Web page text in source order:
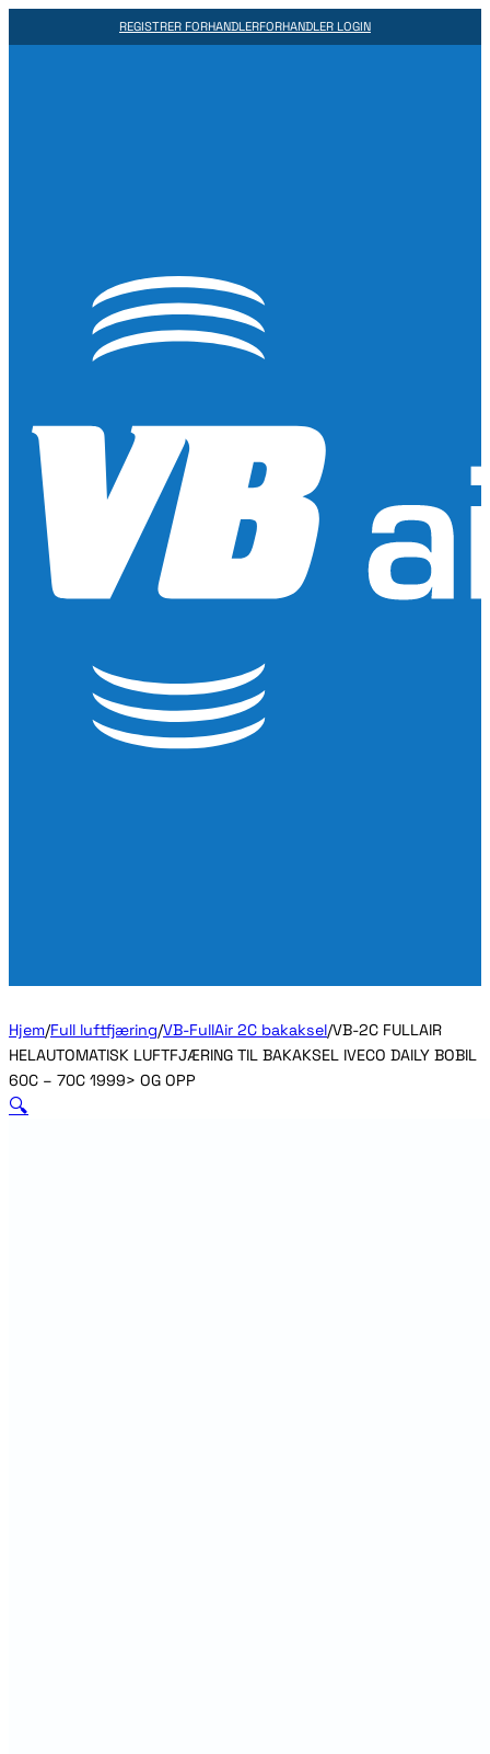
REGISTRER FORHANDLERFORHANDLER LOGIN
Hjem/Full luftfjæring/VB-FullAir 2C bakaksel/VB-2C FULLAIR
HELAUTOMATISK LUFTFJÆRING TIL BAKAKSEL IVECO DAILY BOBIL
60C – 70C 1999> OG OPP
🔍